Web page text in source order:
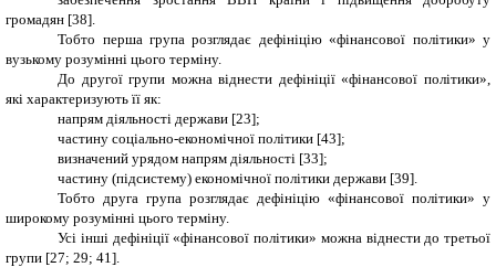
громадян [38].
Тобто перша група розглядає дефініцію «фінансової політики» у
вузькому розумінні цього терміну.
До другої групи можна віднести дефініції «фінансової політики»,
які характеризують її як:
напрям діяльності держави [23];
частину соціально-економічної політики [43];
визначений урядом напрям діяльності [33];
частину (підсистему) економічної політики держави [39].
Тобто друга група розглядає дефініцію «фінансової політики» у
широкому розумінні цього терміну.
Усі інші дефініції «фінансової політики» можна віднести до третьої
групи [27; 29; 41]